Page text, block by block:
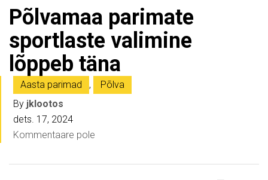
Põlvamaa parimate
sportlaste valimine
lõppeb täna
Aasta parimad ,
Põlva
By jklootos
dets. 17, 2024
Kommentaare pole